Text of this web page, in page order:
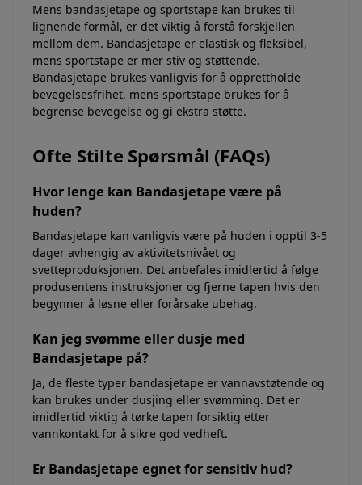
Mens bandasjetape og sportstape kan brukes til
lignende formål, er det viktig å forstå forskjellen
mellom dem. Bandasjetape er elastisk og fleksibel,
mens sportstape er mer stiv og støttende.
Bandasjetape brukes vanligvis for å opprettholde
bevegelsesfrihet, mens sportstape brukes for å
begrense bevegelse og gi ekstra støtte.
Ofte Stilte Spørsmål (FAQs)
Hvor lenge kan Bandasjetape være på
huden?
Bandasjetape kan vanligvis være på huden i opptil 3-5
dager avhengig av aktivitetsnivået og
svetteproduksjonen. Det anbefales imidlertid å følge
produsentens instruksjoner og fjerne tapen hvis den
begynner å løsne eller forårsake ubehag.
Kan jeg svømme eller dusje med
Bandasjetape på?
Ja, de fleste typer bandasjetape er vannavstøtende og
kan brukes under dusjing eller svømming. Det er
imidlertid viktig å tørke tapen forsiktig etter
vannkontakt for å sikre god vedheft.
Er Bandasjetape egnet for sensitiv hud?